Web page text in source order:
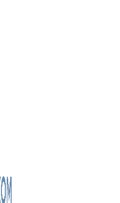
- Bridge Media TV
telewizyjny na